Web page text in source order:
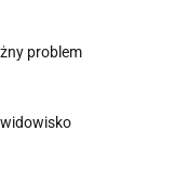
problem